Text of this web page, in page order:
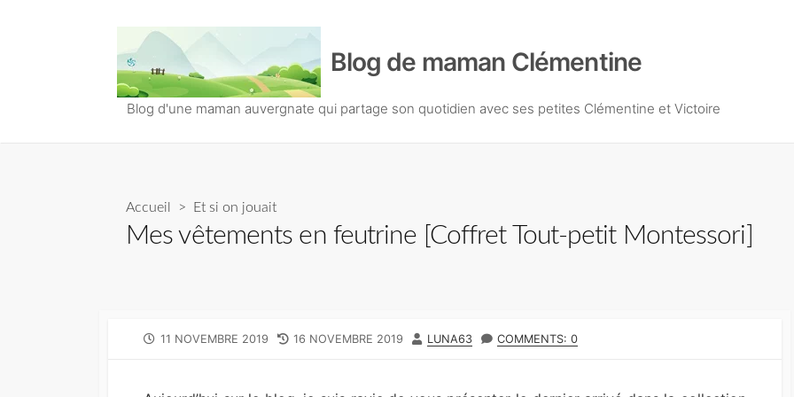
c
Blog de maman Clémentine
Blog d'une maman auvergnate qui partage son quotidien avec ses petites Clémentine et Victoire
Accueil > Et si on jouait
Mes vêtements en feutrine [Coffret Tout-petit Montessori]
P
L
11 NOVEMBRE 2019
L
16 NOVEMBRE 2019
A
LUNA63 COMMENTS: 0